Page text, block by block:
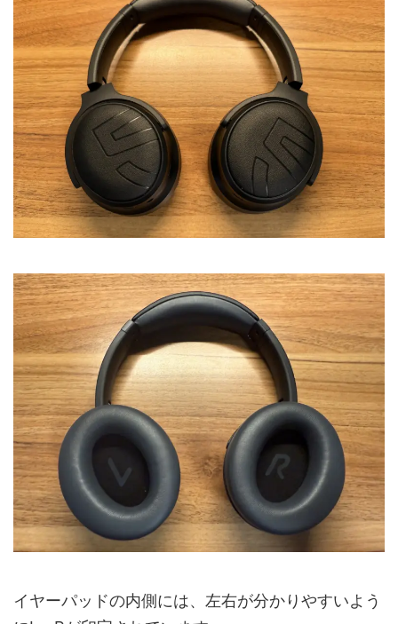
イヤーパッドの内側には、左右が分かりやすいよう